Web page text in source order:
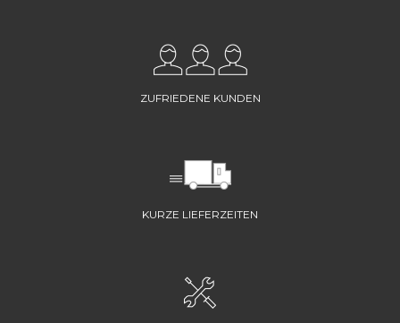
ZUFRIEDENE KUNDEN
KURZE LIEFERZEITEN